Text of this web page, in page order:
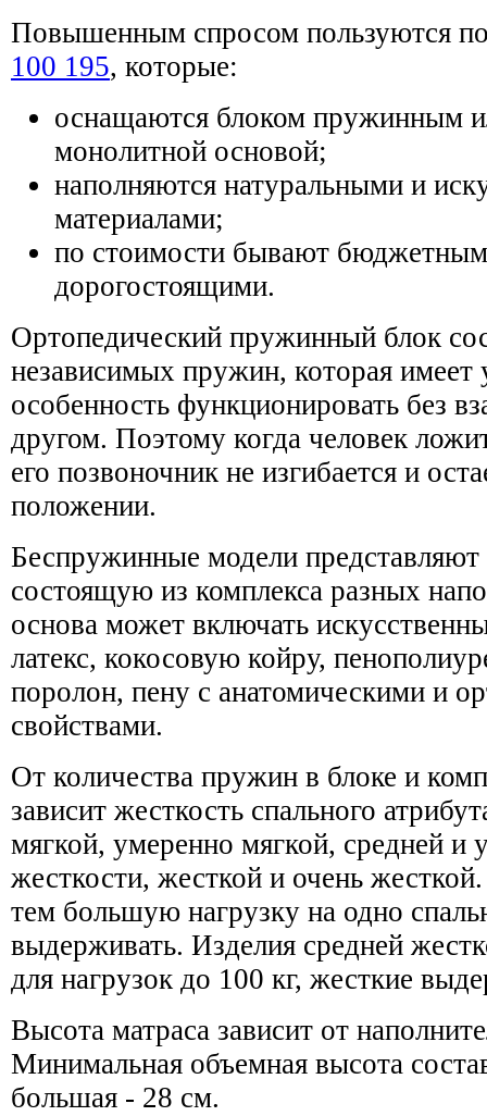
Повышенным спросом пользуются
100 195, которые:
оснащаются блоком пружинным
монолитной основой;
наполняются натуральными и
материалами;
по стоимости бывают
дорогостоящими.
Ортопедический пружинный блок
независимых пружин, которая имеет
особенность функционировать без
другом. Поэтому когда человек
его позвоночник не изгибается и
положении.
Беспружинные модели представляют
состоящую из комплекса разных
основа может включать
латекс, кокосовую койру,
поролон, пену с анатомическими и
свойствами.
От количества пружин в блоке и
зависит жесткость спального
мягкой, умеренно мягкой, средней и
жесткости, жесткой и очень
тем большую нагрузку на одно
выдерживать. Изделия средней
для нагрузок до 100 кг, жесткие
Высота матраса зависит от
Минимальная объемная высота
большая - 28 см.